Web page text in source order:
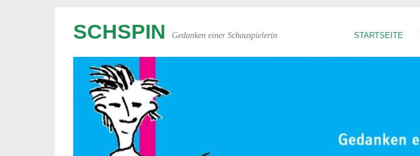
STARTSEITE
SCHSPIN Gedanken einer Schauspielerin